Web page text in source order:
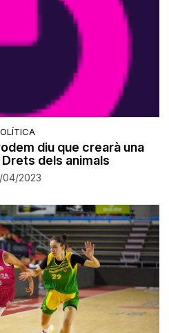
diu que crearà una
dels animals
04/2023